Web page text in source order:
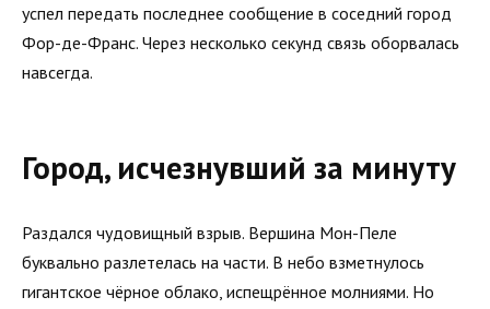
успел передать последнее сообщение в соседний город
Фор-де-Франс. Через несколько секунд связь оборвалась
навсегда.
Город, исчезнувший за минуту
Раздался чудовищный взрыв. Вершина Мон-Пеле
буквально разлетелась на части. В небо взметнулось
гигантское чёрное облако, испещрённое молниями. Но